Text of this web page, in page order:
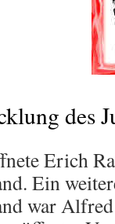
des
Erich
Ein
war